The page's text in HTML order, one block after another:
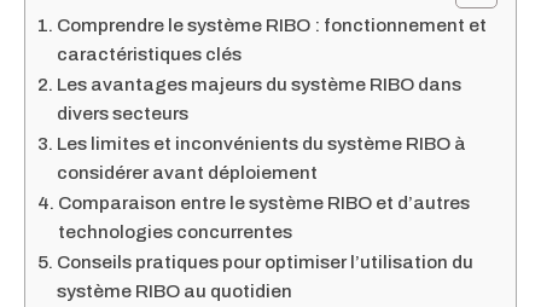
Comprendre le système RIBO : fonctionnement et
caractéristiques clés
Les avantages majeurs du système RIBO dans
divers secteurs
Les limites et inconvénients du système RIBO à
considérer avant déploiement
Comparaison entre le système RIBO et d’autres
technologies concurrentes
Conseils pratiques pour optimiser l’utilisation du
système RIBO au quotidien